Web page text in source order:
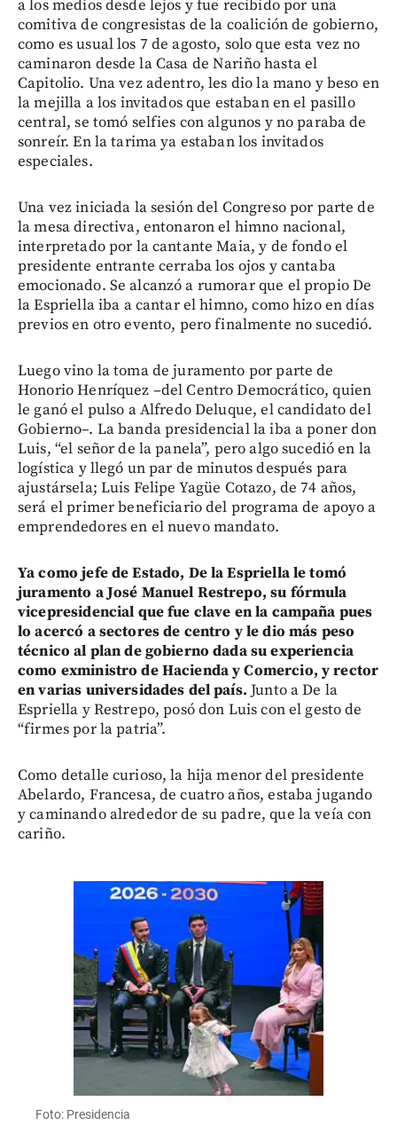
a los medios desde lejos y fue recibido por una
comitiva de congresistas de la coalición de gobierno,
como es usual los 7 de agosto, solo que esta vez no
caminaron desde la Casa de Nariño hasta el
Capitolio. Una vez adentro, les dio la mano y beso en
la mejilla a los invitados que estaban en el pasillo
central, se tomó selfies con algunos y no paraba de
sonreír. En la tarima ya estaban los invitados
especiales.
Una vez iniciada la sesión del Congreso por parte de
la mesa directiva, entonaron el himno nacional,
interpretado por la cantante Maia, y de fondo el
presidente entrante cerraba los ojos y cantaba
emocionado. Se alcanzó a rumorar que el propio De
la Espriella iba a cantar el himno, como hizo en días
previos en otro evento, pero finalmente no sucedió.
Luego vino la toma de juramento por parte de
Honorio Henríquez –del Centro Democrático, quien
le ganó el pulso a Alfredo Deluque, el candidato del
Gobierno–. La banda presidencial la iba a poner don
Luis, “el señor de la panela”, pero algo sucedió en la
logística y llegó un par de minutos después para
ajustársela; Luis Felipe Yagüe Cotazo, de 74 años,
será el primer beneficiario del programa de apoyo a
emprendedores en el nuevo mandato.
Ya como jefe de Estado, De la Espriella le tomó
juramento a José Manuel Restrepo, su fórmula
vicepresidencial que fue clave en la campaña pues
lo acercó a sectores de centro y le dio más peso
técnico al plan de gobierno dada su experiencia
como exministro de Hacienda y Comercio, y rector
en varias universidades del país. Junto a De la
Espriella y Restrepo, posó don Luis con el gesto de
“firmes por la patria”.
Como detalle curioso, la hija menor del presidente
Abelardo, Francesa, de cuatro años, estaba jugando
y caminando alrededor de su padre, que la veía con
cariño.
Foto: Presidencia